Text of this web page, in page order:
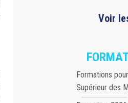
Voir
Formations
Supérieur des